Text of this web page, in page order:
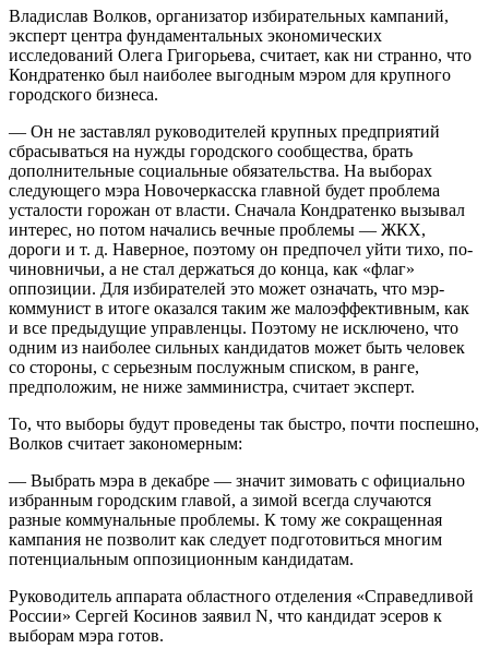
Владислав Волков, организатор избирательных кампаний,
эксперт центра фундаментальных экономических
исследований Олега Григорьева, считает, как ни странно, что
Кондратенко был наиболее выгодным мэром для крупного
городского бизнеса.
— Он не заставлял руководителей крупных предприятий
сбрасываться на нужды городского сообщества, брать
дополнительные социальные обязательства. На выборах
следующего мэра Новочеркасска главной будет проблема
усталости горожан от власти. Сначала Кондратенко вызывал
интерес, но потом начались вечные проблемы — ЖКХ,
дороги и т. д. Наверное, поэтому он предпочел уйти тихо, по-
чиновничьи, а не стал держаться до конца, как «флаг»
оппозиции. Для избирателей это может означать, что мэр-
коммунист в итоге оказался таким же малоэффективным, как
и все предыдущие управленцы. Поэтому не исключено, что
одним из наиболее сильных кандидатов может быть человек
со стороны, с серьезным послужным списком, в ранге,
предположим, не ниже замминистра, считает эксперт.
То, что выборы будут проведены так быстро, почти поспешно,
Волков считает закономерным:
— Выбрать мэра в декабре — значит зимовать с официально
избранным городским главой, а зимой всегда случаются
разные коммунальные проблемы. К тому же сокращенная
кампания не позволит как следует подготовиться многим
потенциальным оппозиционным кандидатам.
Руководитель аппарата областного отделения «Справедливой
России» Сергей Косинов заявил N, что кандидат эсеров к
выборам мэра готов.